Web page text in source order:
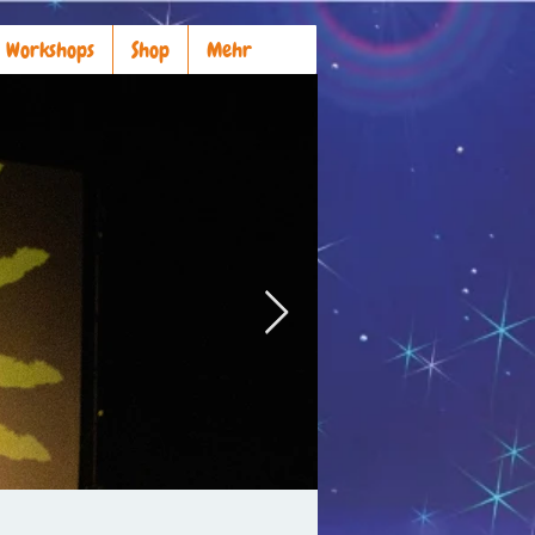
Workshops Shop Mehr